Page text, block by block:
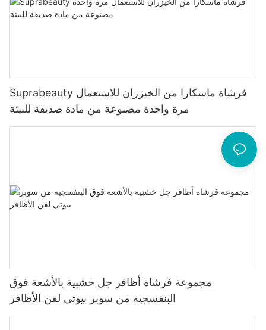
Suprabeauty فرشاة ماسكارا من الخيزران للاستعمال
مرة واحدة مصنوعة من مادة صديقة للبيئة
مجموعة فرشاة أظافر جل خشبية بالأشعة فوق
البنفسجية من سوبر بيوتي لفن الأظافر